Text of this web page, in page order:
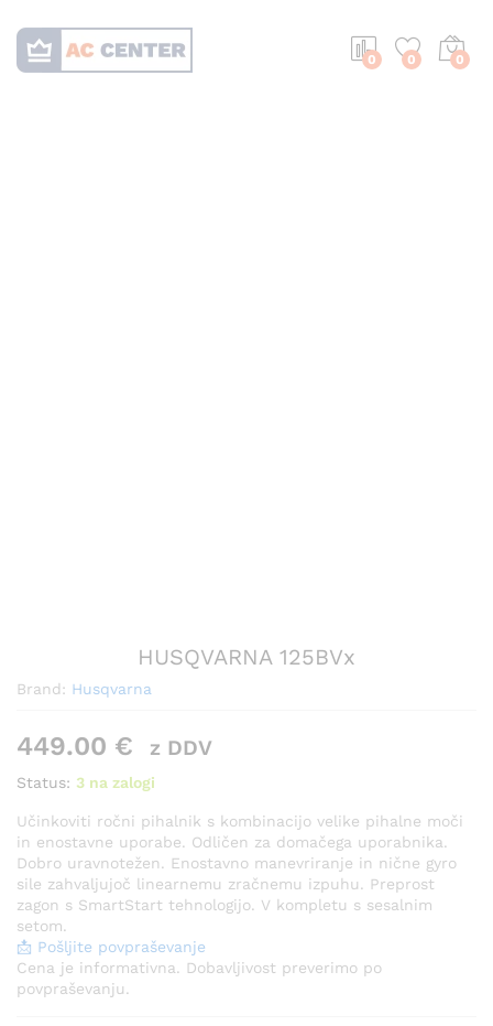
0 0 0
HUSQVARNA 125BVx
Brand: Husqvarna
449.00 € z DDV
Status: 3 na zalogi
Učinkoviti ročni pihalnik s kombinacijo velike pihalne moči
in enostavne uporabe. Odličen za domačega uporabnika.
Dobro uravnotežen. Enostavno manevriranje in nične gyro
sile zahvaljujoč linearnemu zračnemu izpuhu. Preprost
zagon s SmartStart tehnologijo. V kompletu s sesalnim
setom.
📩 Pošljite povpraševanje
Cena je informativna. Dobavljivost preverimo po
povpraševanju.